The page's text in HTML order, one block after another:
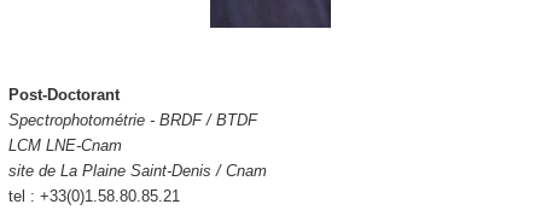
Post-Doctorant
Spectrophotométrie - BRDF / BTDF
LCM LNE-Cnam
site de La Plaine Saint-Denis / Cnam
tel : +33(0)1.58.80.85.21